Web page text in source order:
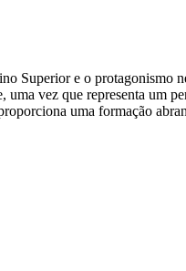
Superior e o protagonismo
vez que representa um
uma formação